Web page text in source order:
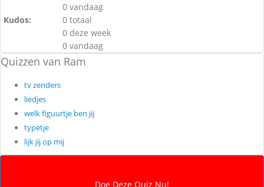
0 vandaag
Kudos:
0 totaal
0 deze week
0 vandaag
Quizzen van Ram
tv zenders
liedjes
welk figuurtje ben jij
typetje
lijk jij op mij